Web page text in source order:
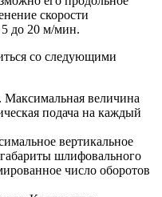
скорости
5 до 20 м/мин.
со следующими
Максимальная величина
подача на каждый
вертикальное
шлифовального
число оборотов